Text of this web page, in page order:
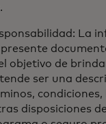
La
objetivo de
ser una
condiciones,
disposiciones